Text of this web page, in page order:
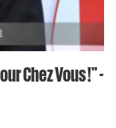
Chez Vous !" -